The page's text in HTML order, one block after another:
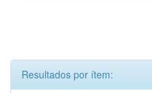
Resultados por ítem: